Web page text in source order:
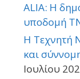
ALIA: Η
υποδομή
Η Τεχνητή
και
Ιουλίου